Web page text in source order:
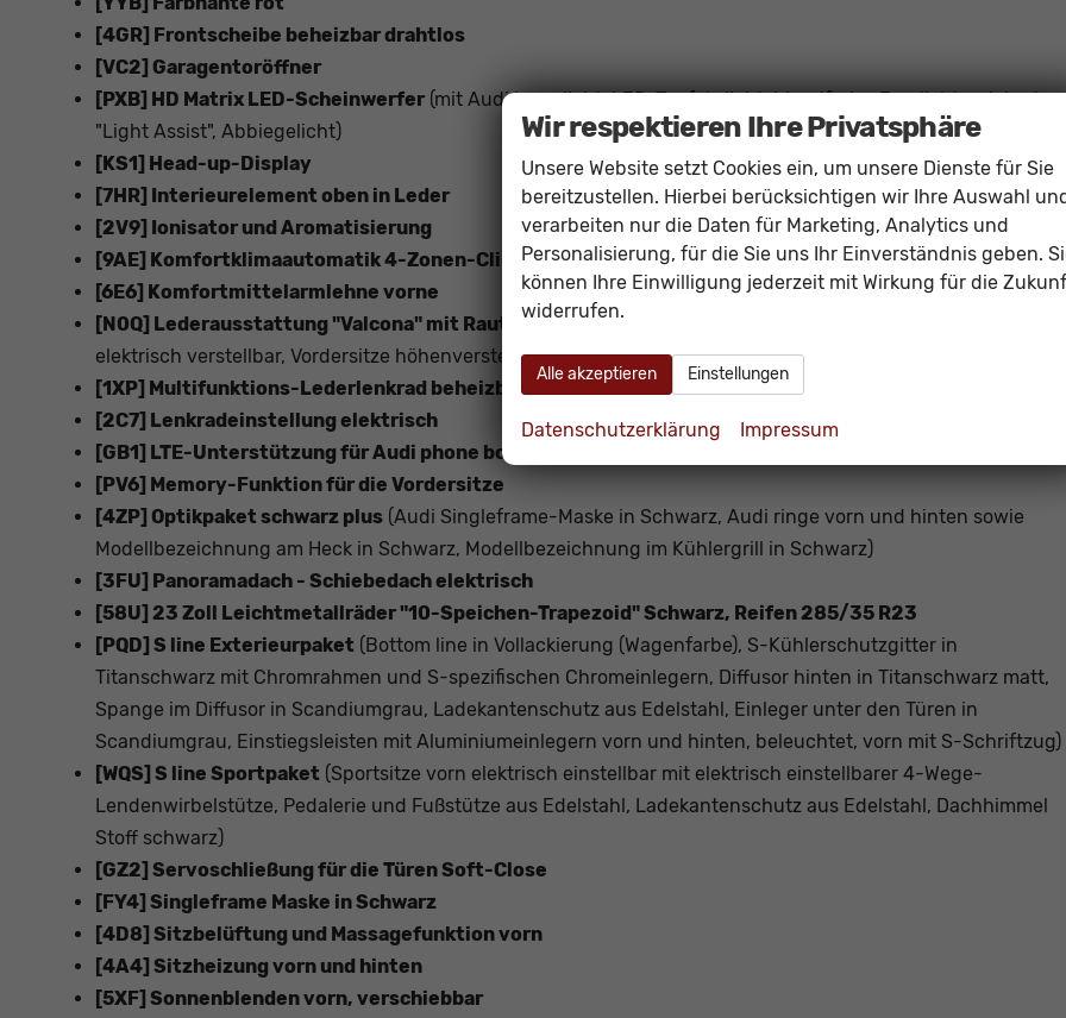
[4GR] Frontscheibe beheizbar drahtlos
[VC2] Garagentoröffner
[PXB] HD Matrix LED-Scheinwerfer (mit Audi Laserlicht, LED-Tagfahrlicht, blendfreies Fernlichtassistent
"Light Assist", Abbiegelicht)
[KS1] Head-up-Display
[7HR] Interieurelement oben in Leder
[2V9] Ionisator und Aromatisierung
[9AE] Komfortklimaautomatik 4-Zonen-Climatronic
[6E6] Komfortmittelarmlehne vorne
[N0Q] Lederausstattung "Valcona" mit Rautensteppung
elektrisch verstellbar, Vordersitze höhenverstellbar, Lendenwirbelstütze für die Vordersitzlehnen)
[1XP] Multifunktions-Lederlenkrad beheizbar mit Schaltwippen
[2C7] Lenkradeinstellung elektrisch
[GB1] LTE-Unterstützung für Audi phone box
[PV6] Memory-Funktion für die Vordersitze
[4ZP] Optikpaket schwarz plus (Audi Singleframe-Maske in Schwarz, Audi ringe vorn und hinten sowie
Modellbezeichnung am Heck in Schwarz, Modellbezeichnung im Kühlergrill in Schwarz)
[3FU] Panoramadach - Schiebedach elektrisch
[58U] 23 Zoll Leichtmetallräder "10-Speichen-Trapezoid" Schwarz, Reifen 285/35 R23
[PQD] S line Exterieurpaket (Bottom line in Vollackierung (Wagenfarbe), S-Kühlerschutzgitter in
Titanschwarz mit Chromrahmen und S-spezifischen Chromeinlegern, Diffusor hinten in Titanschwarz matt,
Spange im Diffusor in Scandiumgrau, Ladekantenschutz aus Edelstahl, Einleger unter den Türen in
Scandiumgrau, Einstiegsleisten mit Aluminiumeinlegern vorn und hinten, beleuchtet, vorn mit S-Schriftzug)
[WQS] S line Sportpaket (Sportsitze vorn elektrisch einstellbar mit elektrisch einstellbarer 4-Wege-
Lendenwirbelstütze, Pedalerie und Fußstütze aus Edelstahl, Ladekantenschutz aus Edelstahl, Dachhimmel
Stoff schwarz)
[GZ2] Servoschließung für die Türen Soft-Close
[FY4] Singleframe Maske in Schwarz
[4D8] Sitzbelüftung und Massagefunktion vorn
[4A4] Sitzheizung vorn und hinten
[5XF] Sonnenblenden vorn, verschiebbar
Wir respektieren Ihre Privatsphäre
Unsere Website setzt Cookies ein, um unsere Dienste für Sie
bereitzustellen. Hierbei berücksichtigen wir Ihre Auswahl
verarbeiten nur die Daten für Marketing, Analytics und
Personalisierung, für die Sie uns Ihr Einverständnis geben.
können Ihre Einwilligung jederzeit mit Wirkung für die
widerrufen.
Alle akzeptieren Einstellungen
Datenschutzerklärung Impressum